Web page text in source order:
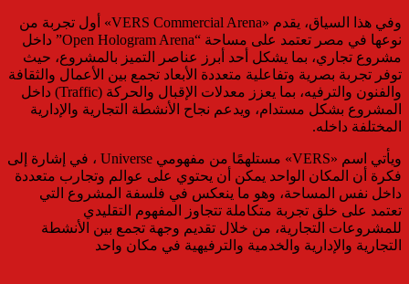
وفي هذا السياق، يقدم «VERS Commercial Arena» أول تجربة من
نوعها في مصر تعتمد على مساحة “Open Hologram Arena” داخل
مشروع تجاري، بما يشكل أحد أبرز عناصر التميز بالمشروع، حيث
توفر تجربة بصرية وتفاعلية متعددة الأبعاد تجمع بين الأعمال والثقافة
والفنون والترفيه، بما يعزز معدلات الإقبال والحركة (Traffic) داخل
المشروع بشكل مستدام، ويدعم نجاح الأنشطة التجارية والإدارية
المختلفة داخله.
ويأتي اسم «VERS» مستلهمًا من مفهومي Universe ، في إشارة إلى
فكرة أن المكان الواحد يمكن أن يحتوي على عوالم وتجارب متعددة
داخل نفس المساحة، وهو ما ينعكس في فلسفة المشروع التي
تعتمد على خلق تجربة متكاملة تتجاوز المفهوم التقليدي
للمشروعات التجارية، من خلال تقديم وجهة تجمع بين الأنشطة
التجارية والإدارية والخدمية والترفيهية في مكان واحد